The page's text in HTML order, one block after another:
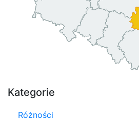
Kategorie
Różności